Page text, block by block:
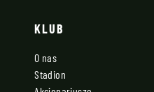
KLUB
O nas
Stadion